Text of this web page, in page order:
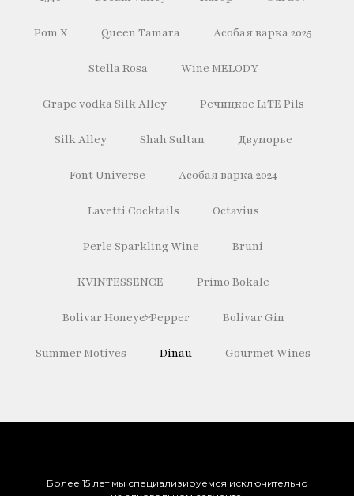
Pom X Queen Tamara Асобая варка 2025
Stella Rosa Wine MELODY
Grape vodka Silk Alley Речицкое LiTE Pils
Silk Alley Shah Sultan Двуморье
Font Universe Асобая варка 2024
Lavetti Cocktails Octavius
Perle Sparkling Wine Bruni
KVINTESSENCE Primo Bokale
Bolivar Honey&Pepper Bolivar Gin
Summer Motives Dinau Gourmet Wines
Более 15 лет мы специализируемся исключительно